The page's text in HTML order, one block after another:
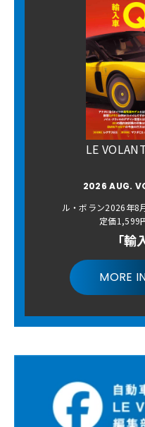
LE
2026 AUG.
ル・ボラン2026年
定価1,599
「輸
MORE